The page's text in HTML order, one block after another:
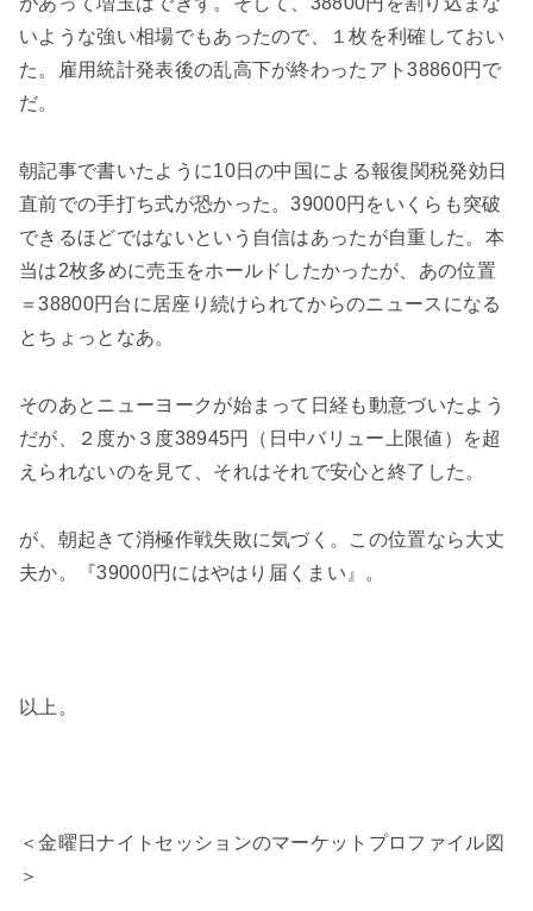
いような強い相場でもあったので、１枚を利確しておい
た。雇用統計発表後の乱高下が終わったアト38860円で
だ。
朝記事で書いたように10日の中国による報復関税発効日
直前での手打ち式が恐かった。39000円をいくらも突破
できるほどではないという自信はあったが自重した。本
当は2枚多めに売玉をホールドしたかったが、あの位置
＝38800円台に居座り続けられてからのニュースになる
とちょっとなあ。
そのあとニューヨークが始まって日経も動意づいたよう
だが、２度か３度38945円（日中バリュー上限値）を超
えられないのを見て、それはそれで安心と終了した。
が、朝起きて消極作戦失敗に気づく。この位置なら大丈
夫か。『39000円にはやはり届くまい』。
以上。
＜金曜日ナイトセッションのマーケットプロファイル図
＞